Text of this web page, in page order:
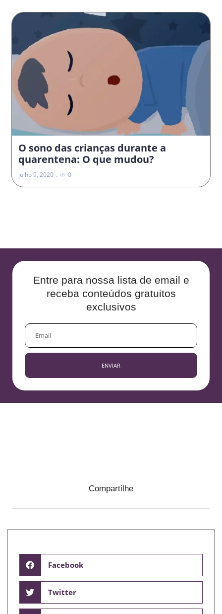
O sono das crianças durante a
quarentena: O que mudou?
julho 9, 2020 0
Entre para nossa lista de email e
receba conteúdos gratuitos
exclusivos
EMAIL
ENVIAR
Compartilhe
Facebook
Twitter